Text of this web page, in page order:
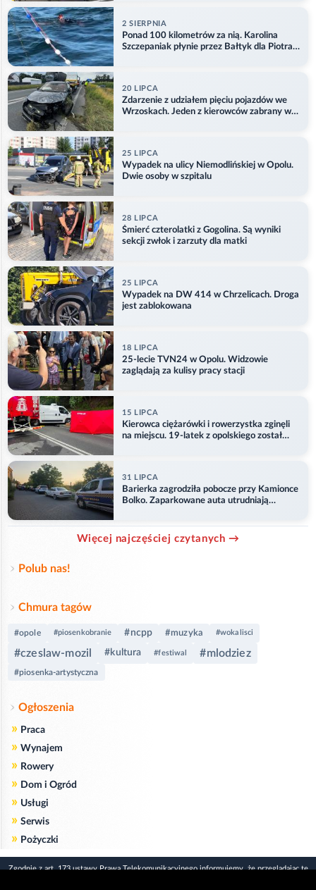
2 SIERPNIA
Ponad 100 kilometrów za nią. Karolina
Szczepaniak płynie przez Bałtyk dla Piotra.
20 LIPCA
Zdarzenie z udziałem pięciu pojazdów we
Wrzoskach. Jeden z kierowców zabrany w
25 LIPCA
Wypadek na ulicy Niemodlińskiej w Opolu.
Dwie osoby w szpitalu
28 LIPCA
Śmierć czterolatki z Gogolina. Są wyniki
sekcji zwłok i zarzuty dla matki
25 LIPCA
Wypadek na DW 414 w Chrzelicach. Droga
jest zablokowana
18 LIPCA
25-lecie TVN24 w Opolu. Widzowie
zaglądają za kulisy pracy stacji
15 LIPCA
Kierowca ciężarówki i rowerzystka zginęli
na miejscu. 19-latek z opolskiego został
31 LIPCA
Barierka zagrodziła pobocze przy Kamionce
Bolko. Zaparkowane auta utrudniają
Więcej najczęściej czytanych →
Polub nas!
Chmura tagów
#opole #piosenkobranie #ncpp #muzyka #wokalisci
#czeslaw-mozil #kultura #festiwal #mlodziez
#piosenka-artystyczna
Ogłoszenia
» Praca
» Wynajem
» Rowery
» Dom i Ogród
» Usługi
» Serwis
» Pożyczki
Zgodnie z art. 173 ustawy Prawa Telekomunikacyjnego informujemy, że przeglądając tę